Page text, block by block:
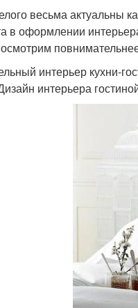
весьма актуальны
в оформлении
интерьер кухни-
интерьера